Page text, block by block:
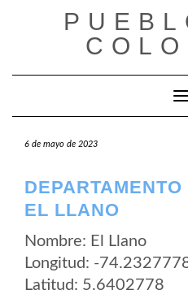
6 de mayo de 2023
EL LLANO
Nombre: El Llano
Longitud: -
Latitud: 5.6402778